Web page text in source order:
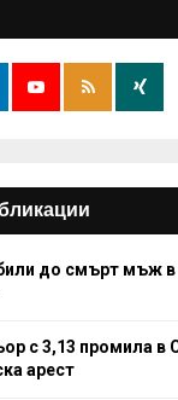
до смърт мъж
с 3,13 промила в
арест